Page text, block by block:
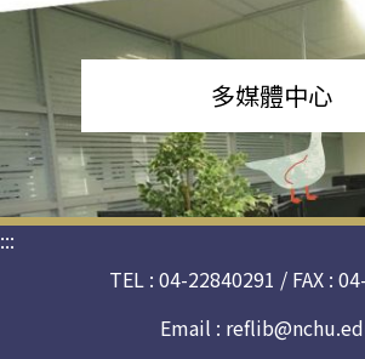
多媒體中心
:::
TEL : 04-22840291 / FAX :
Email :